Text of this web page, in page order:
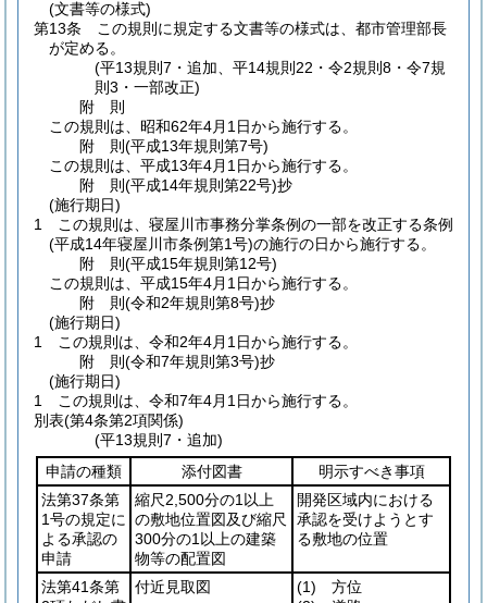
(文書等の様式)
第13条
この規則に規定する文書等の様式は、都市管理部長
が定める。
(平13規則7・追加、平14規則22・令2規則8・令7規
則3・一部改正)
附 則
この規則は、昭和62年4月1日から施行する。
附 則(平成13年規則第7号)
この規則は、平成13年4月1日から施行する。
附 則(平成14年規則第22号)抄
(施行期日)
1
この規則は、寝屋川市事務分掌条例の一部を改正する条例
(平成14年寝屋川市条例第1号)の施行の日から施行する。
附 則(平成15年規則第12号)
この規則は、平成15年4月1日から施行する。
附 則(令和2年規則第8号)抄
(施行期日)
1
この規則は、令和2年4月1日から施行する。
附 則(令和7年規則第3号)抄
(施行期日)
1
この規則は、令和7年4月1日から施行する。
別表(第4条第2項関係)
(平13規則7・追加)
申請の種類
添付図書
明示すべき事項
法第37条第
1号の規定に
よる承認の
申請
縮尺2,500分の1以上
の敷地位置図及び縮尺
300分の1以上の建築
物等の配置図
開発区域内における
承認を受けようとす
る敷地の位置
法第41条第
付近見取図 (1) 方位